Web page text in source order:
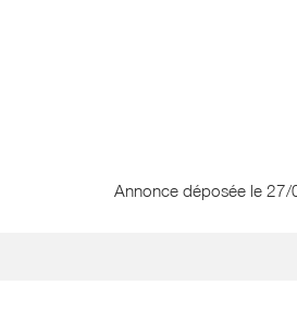
Annonce déposée le 27/